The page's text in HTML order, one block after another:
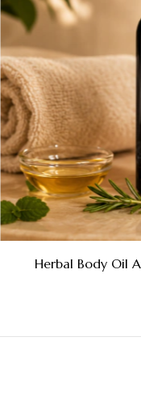
Herbal Body Oil